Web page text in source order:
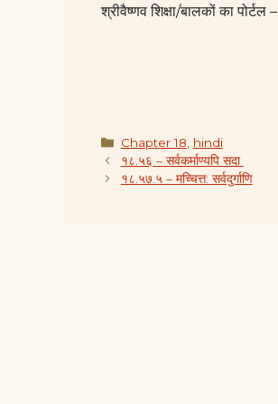
श्रीवैष्णव शिक्षा/बालकों का पोर्टल –
Categories
Chapter 18 hindi
१८.५६ – सर्वकर्माण्यपि सदा
१८.५७.५ – मच्चित्त: सर्वदुर्गाणि